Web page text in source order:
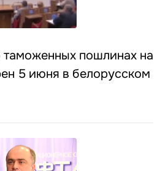
таможенных пошлинах на
5 июня в белорусском